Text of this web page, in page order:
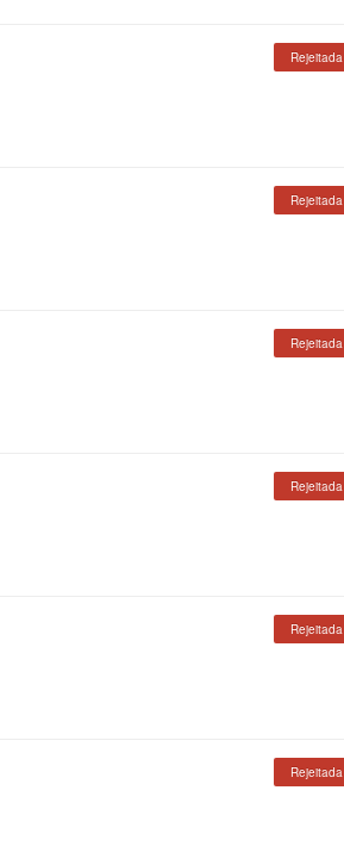
Rejeitada
Rejeitada
Rejeitada
Rejeitada
Rejeitada
Rejeitada